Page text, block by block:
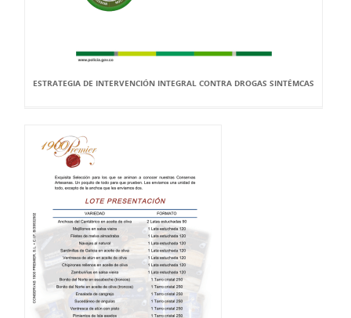
ESTRATEGIA DE INTERVENCIÓN INTEGRAL CONTRA DROGAS SINTÉMCAS